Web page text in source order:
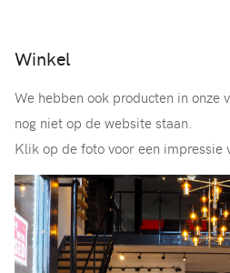
Winkel
We hebben ook producten in onze
nog niet op de website staan.
Klik op de foto voor een impressie